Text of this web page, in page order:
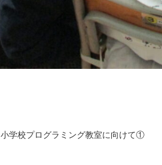
小学校プログラミング教室に向けて①